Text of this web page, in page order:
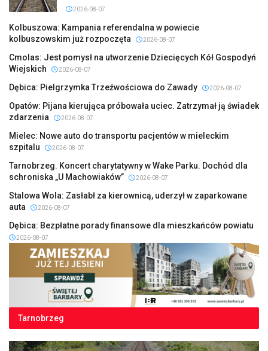
2026-08-07
Kolbuszowa: Kampania referendalna w powiecie
kolbuszowskim już rozpoczęta
2026-08-07
Cmolas: Jest pomysł na utworzenie Dziecięcych Kół Gospodyń
Wiejskich
2026-08-07
Dębica: Pielgrzymka Trzeźwościowa do Zawady 2026-08-07
Opatów: Pijana kierująca próbowała uciec. Zatrzymał ją świadek
zdarzenia
2026-08-07
Mielec: Nowe auto do transportu pacjentów w mieleckim
szpitalu
2026-08-07
Tarnobrzeg. Koncert charytatywny w Wake Parku. Dochód dla
schroniska „U Machowiaków”
2026-08-07
Stalowa Wola: Zasłabł za kierownicą, uderzył w zaparkowane
auta
2026-08-07
Dębica: Bezpłatne porady finansowe dla mieszkańców powiatu
2026-08-07
Tarnobrzeg